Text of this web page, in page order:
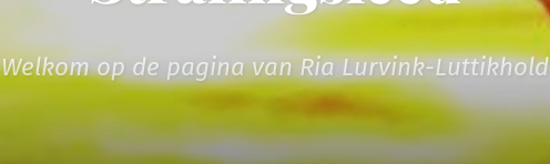
Welkom op de pagina van Ria Lurvink-Luttikhold